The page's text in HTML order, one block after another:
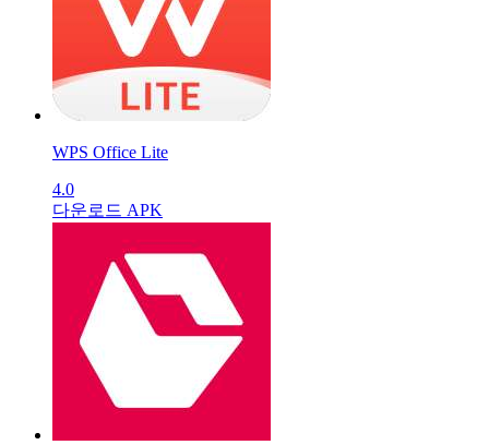
WPS Office Lite
4.0
다운로드 APK